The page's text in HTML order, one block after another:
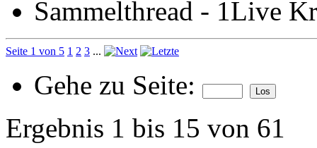
Sammelthread - 1Live
Seite 1 von 5 1 2 3 ...
Gehe zu Seite:
Ergebnis 1 bis 15 von 61